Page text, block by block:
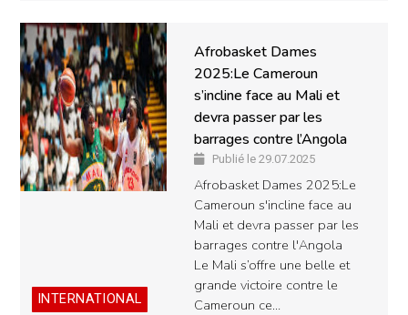
INTERNATIONAL
Afrobasket Dames
2025:Le Cameroun
s’incline face au Mali et
devra passer par les
barrages contre l’Angola
Publié le 29.07.2025
Afrobasket Dames 2025:Le
Cameroun s'incline face au
Mali et devra passer par les
barrages contre l'Angola
Le Mali s’offre une belle et
grande victoire contre le
Cameroun ce…